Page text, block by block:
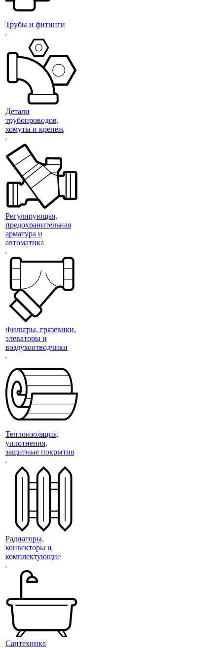
Трубы и фитинги
Детали
трубопроводов,
хомуты и крепеж
Регулирующая,
предохранительная
арматура и
автоматика
Фильтры, грязевики,
элеваторы и
воздухоотводчики
Теплоизоляция,
уплотнения,
защитные покрытия
Радиаторы,
конвекторы и
комплектующие
Сантехника